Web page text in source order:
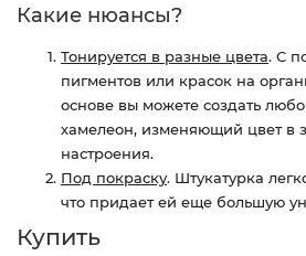
Какие нюансы?
Тонируется в разные цвета. С
пигментов или красок на
основе вы можете создать
хамелеон, изменяющий цвет в
настроения.
Под покраску. Штукатурка
что придает ей еще большую
Купить